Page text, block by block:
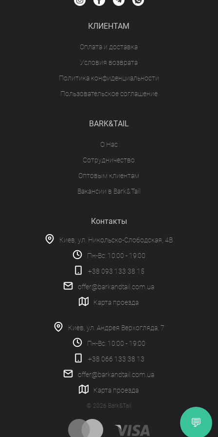
КЛИЕНТАМ
Оплата и доставка
Условия возврата
Политика конфиденциальности
Пользовательское соглашение
BARK&TAIL
О Нас
Сотрудничество
Оптовым клиентам
Вакансии в Bark&Tail
Контакты
Киев, ул. Никольско-Слободская, 4В
Пн-Вс: 10:00 - 19:00
+38 093 133 38 15
offer@barkandtail.com.ua
Карта проезда
Киев, ул. Андрея Верхогляда, 7
Пн-Вс: 10:00 - 19:00
+38 066 133 38 13
offer@barkandtail.com.ua
Карта проезда
© 2026 Bark&Tail
💬